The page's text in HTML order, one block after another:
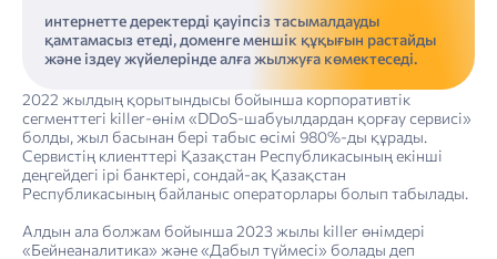
интернетте деректерді қауіпсіз тасымалдауды
қамтамасыз етеді, доменге меншік құқығын растайды
және іздеу жүйелерінде алға жылжуға көмектеседі.
2022 жылдың қорытындысы бойынша корпоративтік
сегменттегі killer-өнім «DDoS-шабуылдардан қорғау сервисі»
болды, жыл басынан бері табыс өсімі 980%-ды құрады.
Сервистің клиенттері Қазақстан Республикасының екінші
деңгейдегі ірі банктері, сондай-ақ Қазақстан
Республикасының байланыс операторлары болып табылады.
Алдын ала болжам бойынша 2023 жылы killer өнімдері
«Бейнеаналитика» және «Дабыл түймесі» болады деп